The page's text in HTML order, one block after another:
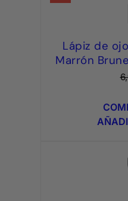
Lápiz de
Marrón